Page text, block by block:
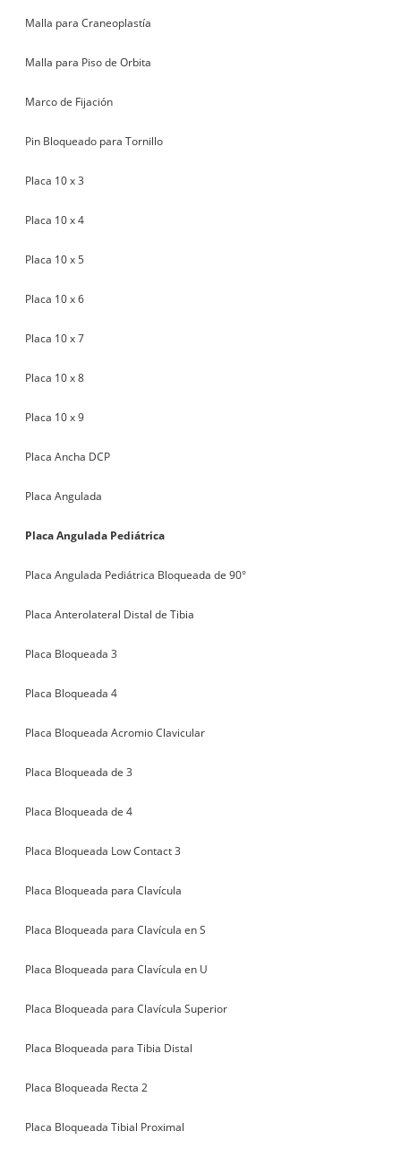
Malla para Craneoplastía
Malla para Piso de Orbita
Marco de Fijación
Pin Bloqueado para Tornillo
Placa 10 x 3
Placa 10 x 4
Placa 10 x 5
Placa 10 x 6
Placa 10 x 7
Placa 10 x 8
Placa 10 x 9
Placa Ancha DCP
Placa Angulada
Placa Angulada Pediátrica
Placa Angulada Pediátrica Bloqueada de 90°
Placa Anterolateral Distal de Tibia
Placa Bloqueada 3
Placa Bloqueada 4
Placa Bloqueada Acromio Clavicular
Placa Bloqueada de 3
Placa Bloqueada de 4
Placa Bloqueada Low Contact 3
Placa Bloqueada para Clavícula
Placa Bloqueada para Clavícula en S
Placa Bloqueada para Clavícula en U
Placa Bloqueada para Clavícula Superior
Placa Bloqueada para Tibia Distal
Placa Bloqueada Recta 2
Placa Bloqueada Tibial Proximal